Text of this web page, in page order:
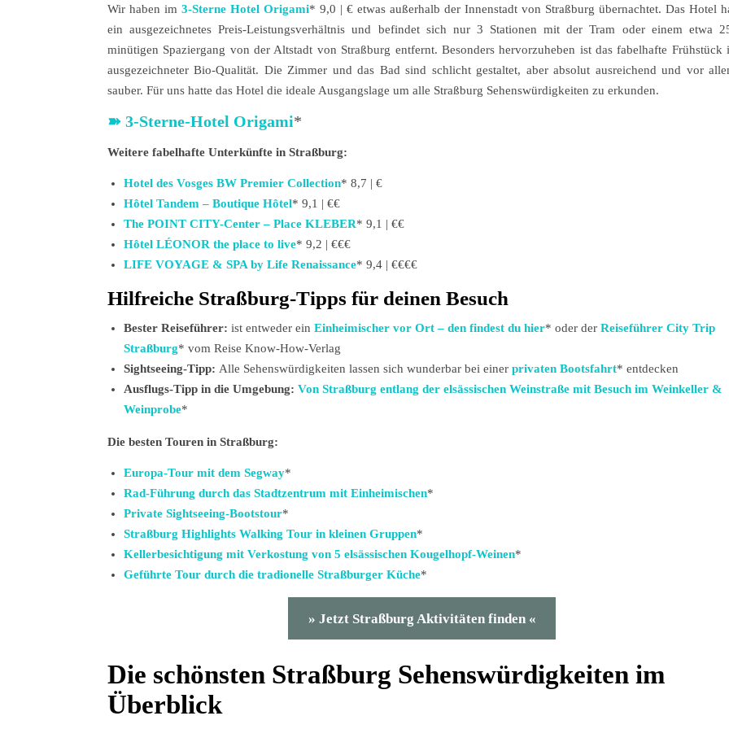
Wir haben im 3-Sterne Hotel Origami* 9,0 | € etwas außerhalb der Innenstadt von Straßburg übernachtet. Das Hotel
ein ausgezeichnetes Preis-Leistungsverhältnis und befindet sich nur 3 Stationen mit der Tram oder einem etwa
minütigen Spaziergang von der Altstadt von Straßburg entfernt. Besonders hervorzuheben ist das fabelhafte Frühstück
ausgezeichneter Bio-Qualität. Die Zimmer und das Bad sind schlicht gestaltet, aber absolut ausreichend und vor
sauber. Für uns hatte das Hotel die ideale Ausgangslage um alle Straßburg Sehenswürdigkeiten zu erkunden.
➽ 3-Sterne-Hotel Origami*
Weitere fabelhafte Unterkünfte in Straßburg:
Hotel des Vosges BW Premier Collection* 8,7 | €
Hôtel Tandem – Boutique Hôtel* 9,1 | €€
The POINT CITY-Center – Place KLEBER* 9,1 | €€
Hôtel LÉONOR the place to live* 9,2 | €€€
LIFE VOYAGE & SPA by Life Renaissance* 9,4 | €€€€
Hilfreiche Straßburg-Tipps für deinen Besuch
Bester Reiseführer: ist entweder ein Einheimischer vor Ort – den findest du hier* oder der Reiseführer City Trip
Straßburg* vom Reise Know-How-Verlag
Sightseeing-Tipp: Alle Sehenswürdigkeiten lassen sich wunderbar bei einer privaten Bootsfahrt* entdecken
Ausflugs-Tipp in die Umgebung: Von Straßburg entlang der elsässischen Weinstraße mit Besuch im Weinkeller &
Weinprobe*
Die besten Touren in Straßburg:
Europa-Tour mit dem Segway*
Rad-Führung durch das Stadtzentrum mit Einheimischen*
Private Sightseeing-Bootstour*
Straßburg Highlights Walking Tour in kleinen Gruppen*
Kellerbesichtigung mit Verkostung von 5 elsässischen Kougelhopf-Weinen*
Geführte Tour durch die tradionelle Straßburger Küche*
» Jetzt Straßburg Aktivitäten finden «
Die schönsten Straßburg Sehenswürdigkeiten im
Überblick